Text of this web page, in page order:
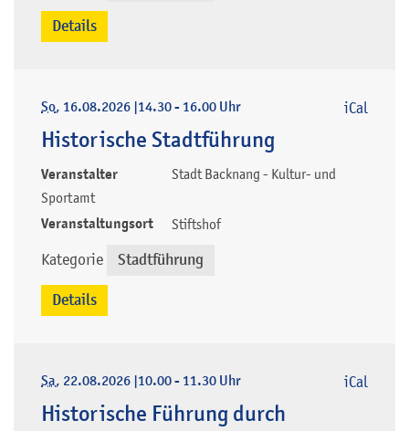
Details
So, 16.08.2026 |14.30 - 16.00 Uhr
Historische Stadtführung
Veranstalter
Stadt Backnang - Kultur- und
Sportamt
Veranstaltungsort Stiftshof
Kategorie Stadtführung
iCal
Details
Sa, 22.08.2026 |10.00 - 11.30 Uhr
Historische Führung durch
iCal